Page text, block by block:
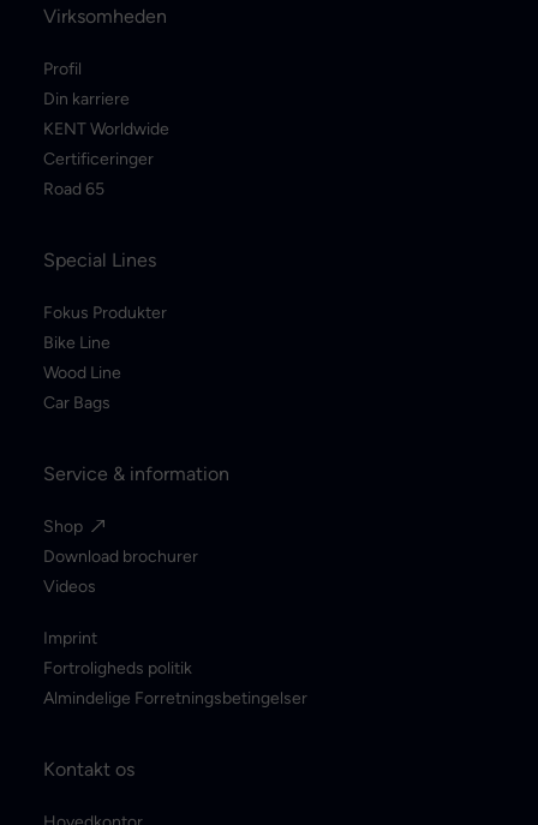
Virksomheden
Profil
Din karriere
KENT Worldwide
Certificeringer
Road 65
Special Lines
Fokus Produkter
Bike Line
Wood Line
Car Bags
Service & information
Shop
Download brochurer
Videos
Imprint
Fortroligheds politik
Almindelige Forretningsbetingelser
Kontakt os